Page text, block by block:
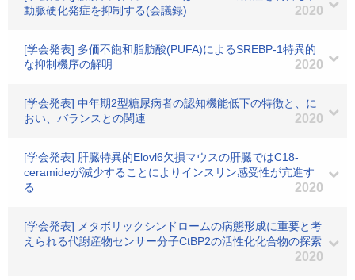
動脈硬化発症を抑制する(会議録)
2020
[学会発表] 多価不飽和脂肪酸(PUFA)によるSREBP-1特異的
な抑制機序の解明
2020
[学会発表] 中年期2型糖尿病者の認知機能低下の特徴と、に
おい、バランスとの関連
2020
[学会発表] 肝臓特異的Elovl6欠損マウスの肝臓ではC18-
ceramideが減少することによりインスリン感受性が亢進す
る
2020
[学会発表] メタボリックシンドロームの病態形成に重要と考
えられる代謝産物センサー分子CtBP2の活性化化合物の探索
2020